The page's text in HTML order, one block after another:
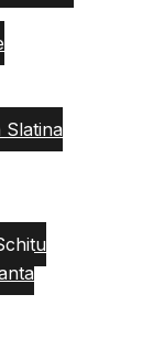
Slatina